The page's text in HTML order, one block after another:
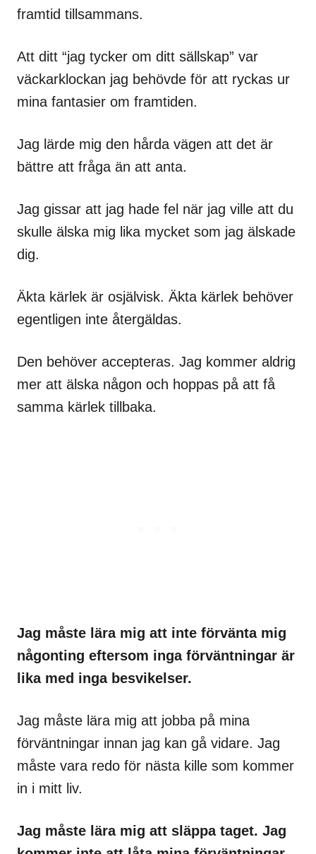
framtid tillsammans.
Att ditt “jag tycker om ditt sällskap” var
väckarklockan jag behövde för att ryckas ur
mina fantasier om framtiden.
Jag lärde mig den hårda vägen att det är
bättre att fråga än att anta.
Jag gissar att jag hade fel när jag ville att du
skulle älska mig lika mycket som jag älskade
dig.
Äkta kärlek är osjälvisk. Äkta kärlek behöver
egentligen inte återgäldas.
Den behöver accepteras. Jag kommer aldrig
mer att älska någon och hoppas på att få
samma kärlek tillbaka.
Jag måste lära mig att inte förvänta mig
någonting eftersom inga förväntningar är
lika med inga besvikelser.
Jag måste lära mig att jobba på mina
förväntningar innan jag kan gå vidare. Jag
måste vara redo för nästa kille som kommer
in i mitt liv.
Jag måste lära mig att släppa taget. Jag